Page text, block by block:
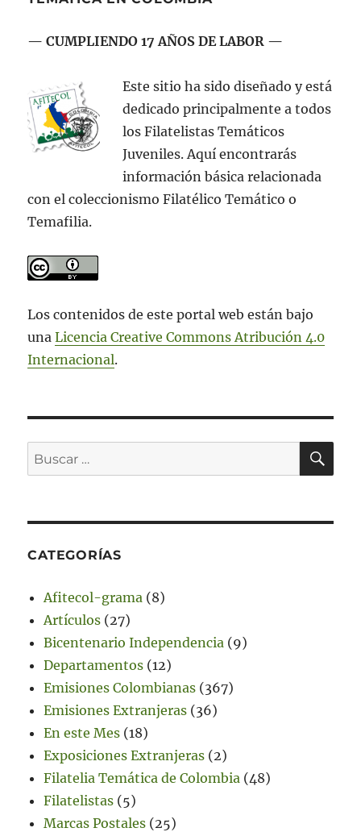
— CUMPLIENDO 17 AÑOS DE LABOR —
Este sitio ha sido diseñado y está
dedicado principalmente a todos
los Filatelistas Temáticos
Juveniles. Aquí encontrarás
información básica relacionada
con el coleccionismo Filatélico Temático o
Temafilia.
Los contenidos de este portal web están bajo
unaLicencia Creative Commons Atribución 4.0
Internacional.
Buscar
por:
CATEGORÍAS
Afitecol-grama (8)
Artículos (27)
Bicentenario Independencia (9)
Departamentos (12)
Emisiones Colombianas (367)
Emisiones Extranjeras (36)
En este Mes (18)
Exposiciones Extranjeras (2)
Filatelia Temática de Colombia (48)
Filatelistas (5)
Marcas Postales (25)